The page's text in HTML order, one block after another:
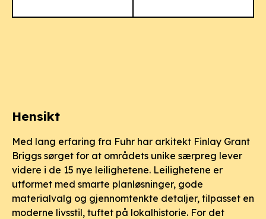
Hensikt
Med lang erfaring fra Fuhr har arkitekt Finlay Grant
Briggs sørget for at områdets unike særpreg lever
videre i de 15 nye leilighetene. Leilighetene er
utformet med smarte planløsninger, gode
materialvalg og gjennomtenkte detaljer, tilpasset en
moderne livsstil, tuftet på lokalhistorie. For det